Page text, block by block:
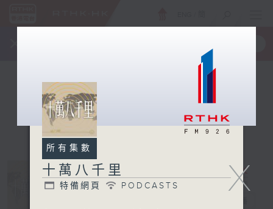
X
所有集數
十萬八千里
特備網頁 PODCASTS